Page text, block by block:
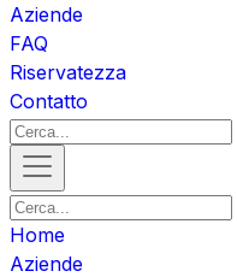
Aziende
FAQ
Riservatezza
Contatto
Home
Aziende